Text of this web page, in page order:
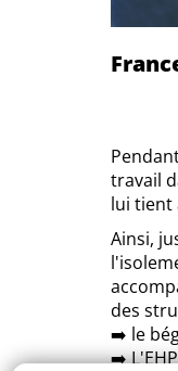
travail
lui tient
Ainsi,
des
➡️ le
➡️